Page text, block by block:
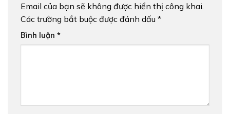
Email của bạn sẽ không được hiển thị công khai.
Các trường bắt buộc được đánh dấu *
Bình luận *